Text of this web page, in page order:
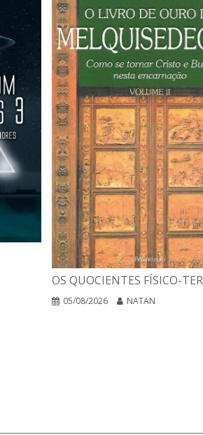
OS QUOCIENTES FÍSICO-
05/08/2026 NATAN